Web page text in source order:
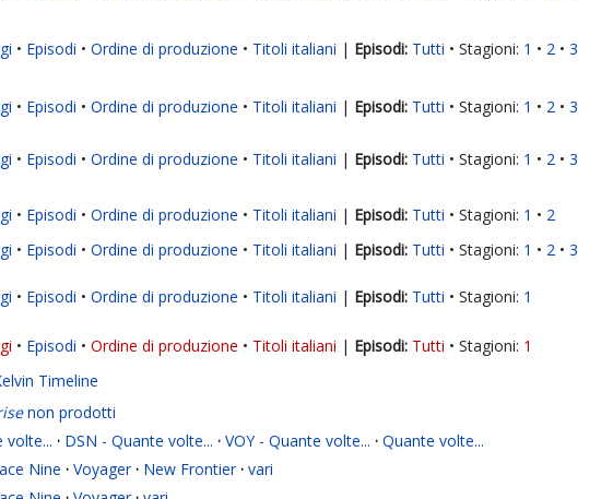
Episodi Ordine di produzione Titoli italiani | Tutti Stagioni: 1 2
3
Episodi Ordine di produzione Titoli italiani | Tutti Stagioni: 1 2
3
Episodi Ordine di produzione Titoli italiani | Tutti Stagioni: 1 2
3
Episodi Ordine di produzione Titoli italiani | Tutti Stagioni: 1
2
Episodi Ordine di produzione Titoli italiani | Tutti Stagioni: 1 2
3
Episodi Ordine di produzione Titoli italiani | Tutti Stagioni: 1
Episodi Ordine di produzione Titoli italiani | Tutti Stagioni: 1
Timeline
non prodotti
volte... · DSN - Quante volte... · VOY - Quante volte... · Quante volte...
Nine · Voyager · New Frontier · vari